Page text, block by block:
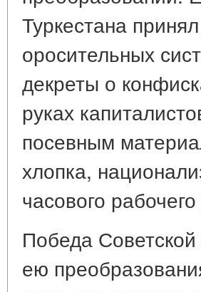
Туркестана
оросительных
декреты о
руках
посевным
хлопка,
часового
Победа
ею